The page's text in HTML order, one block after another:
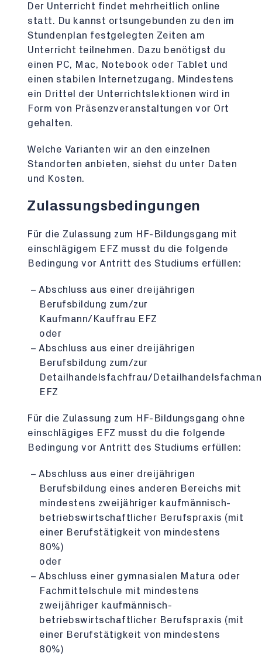
Der Unterricht findet mehrheitlich online
statt. Du kannst ortsungebunden zu den im
Stundenplan festgelegten Zeiten am
Unterricht teilnehmen. Dazu benötigst du
einen PC, Mac, Notebook oder Tablet und
einen stabilen Internetzugang. Mindestens
ein Drittel der Unterrichtslektionen wird in
Form von Präsenzveranstaltungen vor Ort
gehalten.
Welche Varianten wir an den einzelnen
Standorten anbieten, siehst du unter Daten
und Kosten.
Zulassungsbedingungen
Für die Zulassung zum HF-Bildungsgang mit
einschlägigem EFZ musst du die folgende
Bedingung vor Antritt des Studiums erfüllen:
Abschluss aus einer dreijährigen
Berufsbildung zum/zur
Kaufmann/Kauffrau EFZ
oder
Abschluss aus einer dreijährigen
Berufsbildung zum/zur
Detailhandelsfachfrau/
EFZ
Für die Zulassung zum HF-Bildungsgang ohne
einschlägiges EFZ musst du die folgende
Bedingung vor Antritt des Studiums erfüllen:
Abschluss aus einer dreijährigen
Berufsbildung eines anderen Bereichs mit
mindestens zweijähriger kaufmännisch-
betriebswirtschaftlicher Berufspraxis (mit
einer Berufstätigkeit von mindestens
80%)
oder
Abschluss einer gymnasialen Matura oder
Fachmittelschule mit mindestens
zweijähriger kaufmännisch-
betriebswirtschaftlicher Berufspraxis (mit
einer Berufstätigkeit von mindestens
80%)